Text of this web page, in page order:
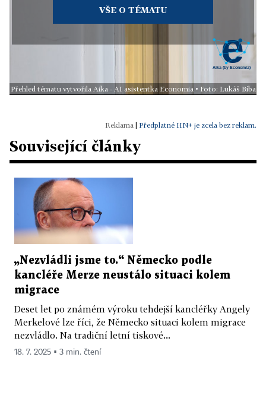
VŠE O TÉMATU
Přehled tématu vytvořila Aika - AI asistentka Economia • Foto: Lukáš Bíba
Předplatné HN+ je zcela bez reklam.
Související články
„Nezvládli jsme to.“ Německo podle
kancléře Merze neustálo situaci kolem
migrace
Deset let po známém výroku tehdejší kancléřky Angely
Merkelové lze říci, že Německo situaci kolem migrace
nezvládlo. Na tradiční letní tiskové...
18. 7. 2025 ▪ 3 min. čtení